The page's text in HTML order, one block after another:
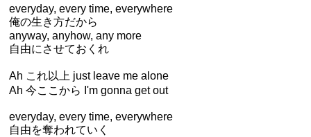
everyday, every time, everywhere
俺の生き方だから
anyway, anyhow, any more
自由にさせておくれ
Ah これ以上 just leave me alone
Ah 今ここから I'm gonna get out
everyday, every time, everywhere
自由を奪われていく